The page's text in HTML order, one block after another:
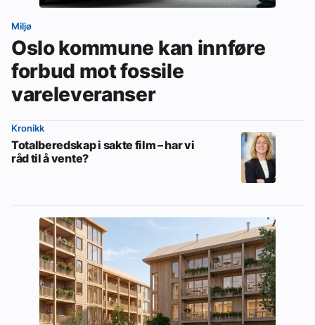
Miljø
Oslo kommune kan innføre
forbud mot fossile
vareleveranser
Kronikk
Totalberedskap i sakte film – har vi
råd til å vente?